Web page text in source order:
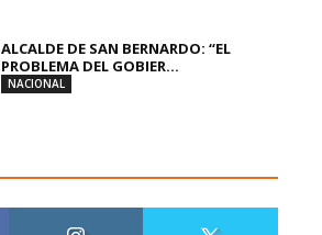
ALCALDE DE SAN BERNARDO: “EL
PROBLEMA DEL GOBIER...
NACIONAL